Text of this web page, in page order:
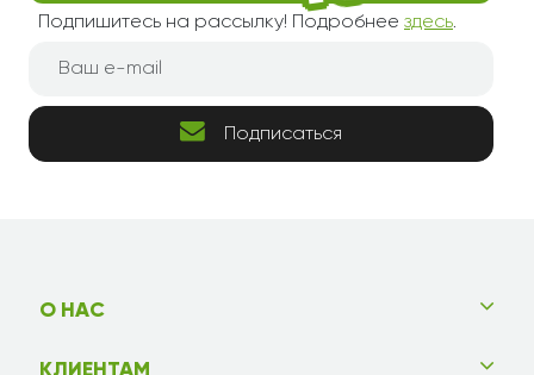
Подпишитесь на рассылку! Подробнее здесь.
Подписаться
О НАС
КЛИЕНТАМ